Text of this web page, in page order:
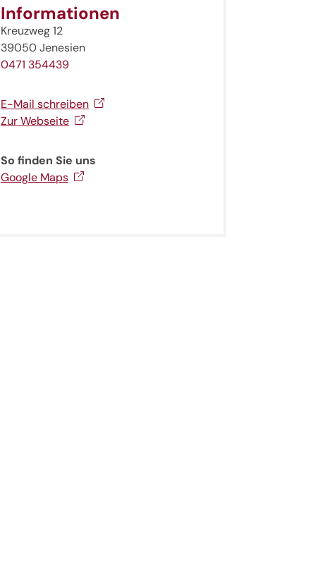
Informationen
Kreuzweg 12
39050 Jenesien
0471 354439
E-Mail schreiben
Zur Webseite
So finden Sie uns
Google Maps